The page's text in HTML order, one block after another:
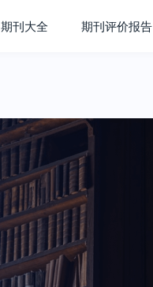
期刊大全 期刊评价报告